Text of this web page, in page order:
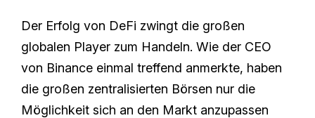
Der Erfolg von DeFi zwingt die großen
globalen Player zum Handeln. Wie der CEO
von Binance einmal treffend anmerkte, haben
die großen zentralisierten Börsen nur die
Möglichkeit sich an den Markt anzupassen